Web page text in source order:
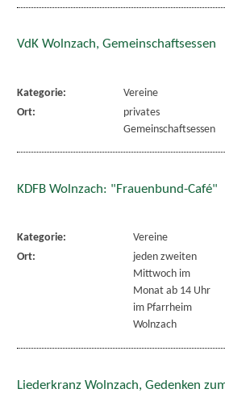
VdK Wolnzach, Gemeinschaftsessen
Kategorie:
Vereine
Ort:
privates
Gemeinschaftsessen
KDFB Wolnzach: "Frauenbund-Café"
Kategorie:
Vereine
Ort:
jeden zweiten
Mittwoch im
Monat ab 14 Uhr
im Pfarrheim
Wolnzach
Liederkranz Wolnzach, Gedenken